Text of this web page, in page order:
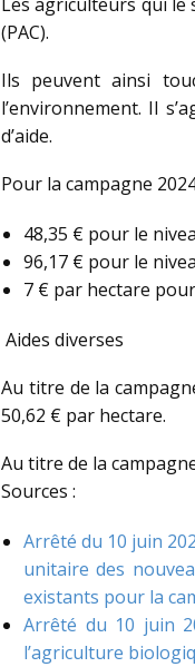
(PAC).
Ils peuvent ainsi
l’environnement. Il
d’aide.
Pour la campagne
48,35 € pour le
96,17 € pour le
7 € par hectare
Aides diverses
Au titre de la
50,62 € par hectare.
Au titre de la
Sources :
Arrêté du 10 juin
unitaire des
existants pour la
Arrêté du 10 juin
l’agriculture